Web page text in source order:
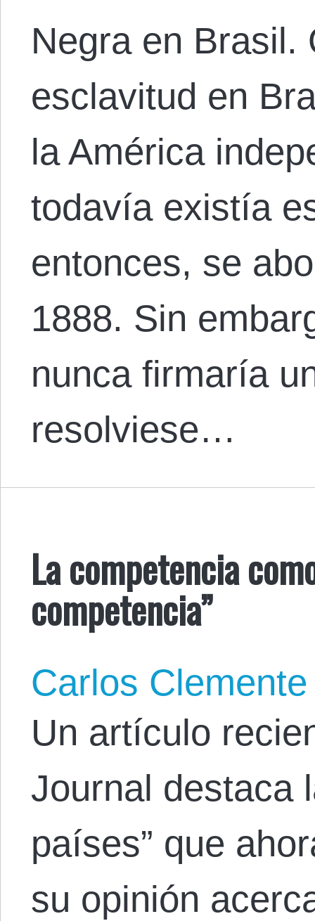
Negra en Brasil.
esclavitud en
la América
todavía existía
entonces, se
1888. Sin
nunca firmaría
resolviese…
La competencia
competencia”
Carlos Clemente
Un artículo
Journal destaca
países” que
su opinión